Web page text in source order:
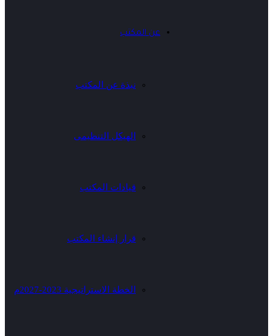
عن المكتب
نبذة عن المكتب
الهيكل التنظيمى
قيادات المكتب
قرار إنشاء المكتب
الخطة الاستراتيجية 2023-2027م